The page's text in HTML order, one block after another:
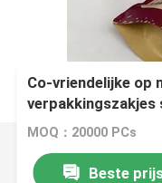
Co-vriendelijke op
MOQ：20000 PCs
Beste